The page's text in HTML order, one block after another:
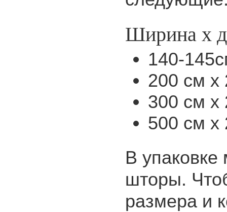
Ширина х
140-
200 см х
300 см х
500 см х
В упаковке
шторы.
размера и